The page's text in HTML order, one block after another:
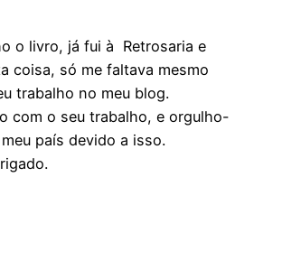
o livro, já fui à Retrosaria e
coisa, só me faltava mesmo
trabalho no meu blog.
com o seu trabalho, e orgulho-
país devido a isso.